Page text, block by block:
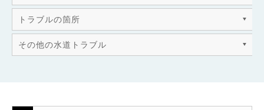
トラブルの箇所
その他の水道トラブル